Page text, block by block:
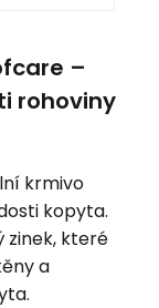
–
rohoviny
krmivo
kopyta.
zinek, které
a